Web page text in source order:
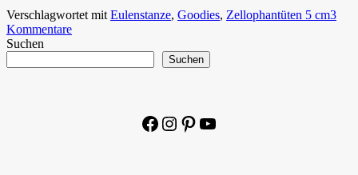
Verschlagwortet mit Eulenstanze, Goodies, Zellophantüten 5 cm3
Kommentare
Suchen
Suchen
Facebook
Instagram
Pinterest
YouTube